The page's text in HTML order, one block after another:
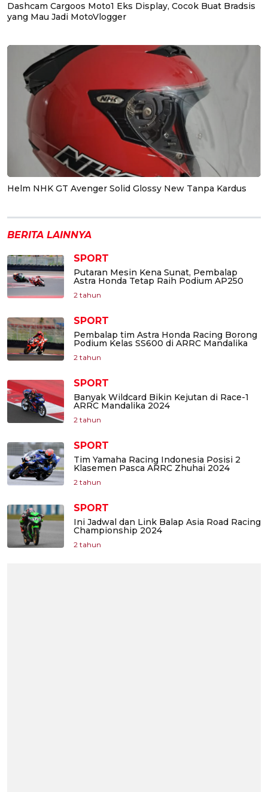
Dashcam Cargoos Moto1 Eks Display, Cocok Buat Bradsis
yang Mau Jadi MotoVlogger
Helm NHK GT Avenger Solid Glossy New Tanpa Kardus
BERITA LAINNYA
SPORT
Putaran Mesin Kena Sunat, Pembalap
Astra Honda Tetap Raih Podium AP250
2 tahun
SPORT
Pembalap tim Astra Honda Racing Borong
Podium Kelas SS600 di ARRC Mandalika
2 tahun
SPORT
Banyak Wildcard Bikin Kejutan di Race-1
ARRC Mandalika 2024
2 tahun
SPORT
Tim Yamaha Racing Indonesia Posisi 2
Klasemen Pasca ARRC Zhuhai 2024
2 tahun
SPORT
Ini Jadwal dan Link Balap Asia Road Racing
Championship 2024
2 tahun